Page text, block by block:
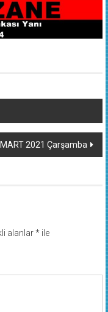
2021 Çarşamba
alanlar*ile